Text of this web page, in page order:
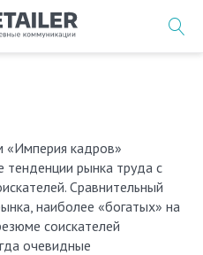
рынка труда с
Сравнительный
наиболее «богатых» на
соискателей
очевидные